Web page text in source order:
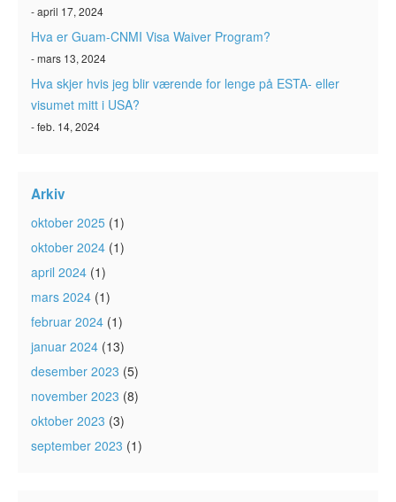
- april 17, 2024
Hva er Guam-CNMI Visa Waiver Program?
- mars 13, 2024
Hva skjer hvis jeg blir værende for lenge på ESTA- eller
visumet mitt i USA?
- feb. 14, 2024
Arkiv
oktober 2025 (1)
oktober 2024 (1)
april 2024 (1)
mars 2024 (1)
februar 2024 (1)
januar 2024 (13)
desember 2023 (5)
november 2023 (8)
oktober 2023 (3)
september 2023 (1)